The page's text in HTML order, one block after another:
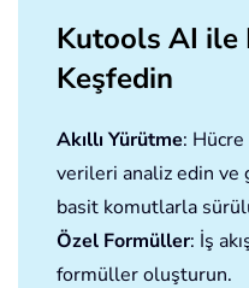
Kutools AI ile
Keşfedin
Akıllı Yürütme:
verileri analiz edin
basit komutlarla
Özel Formüller: İş
formüller oluşturun.